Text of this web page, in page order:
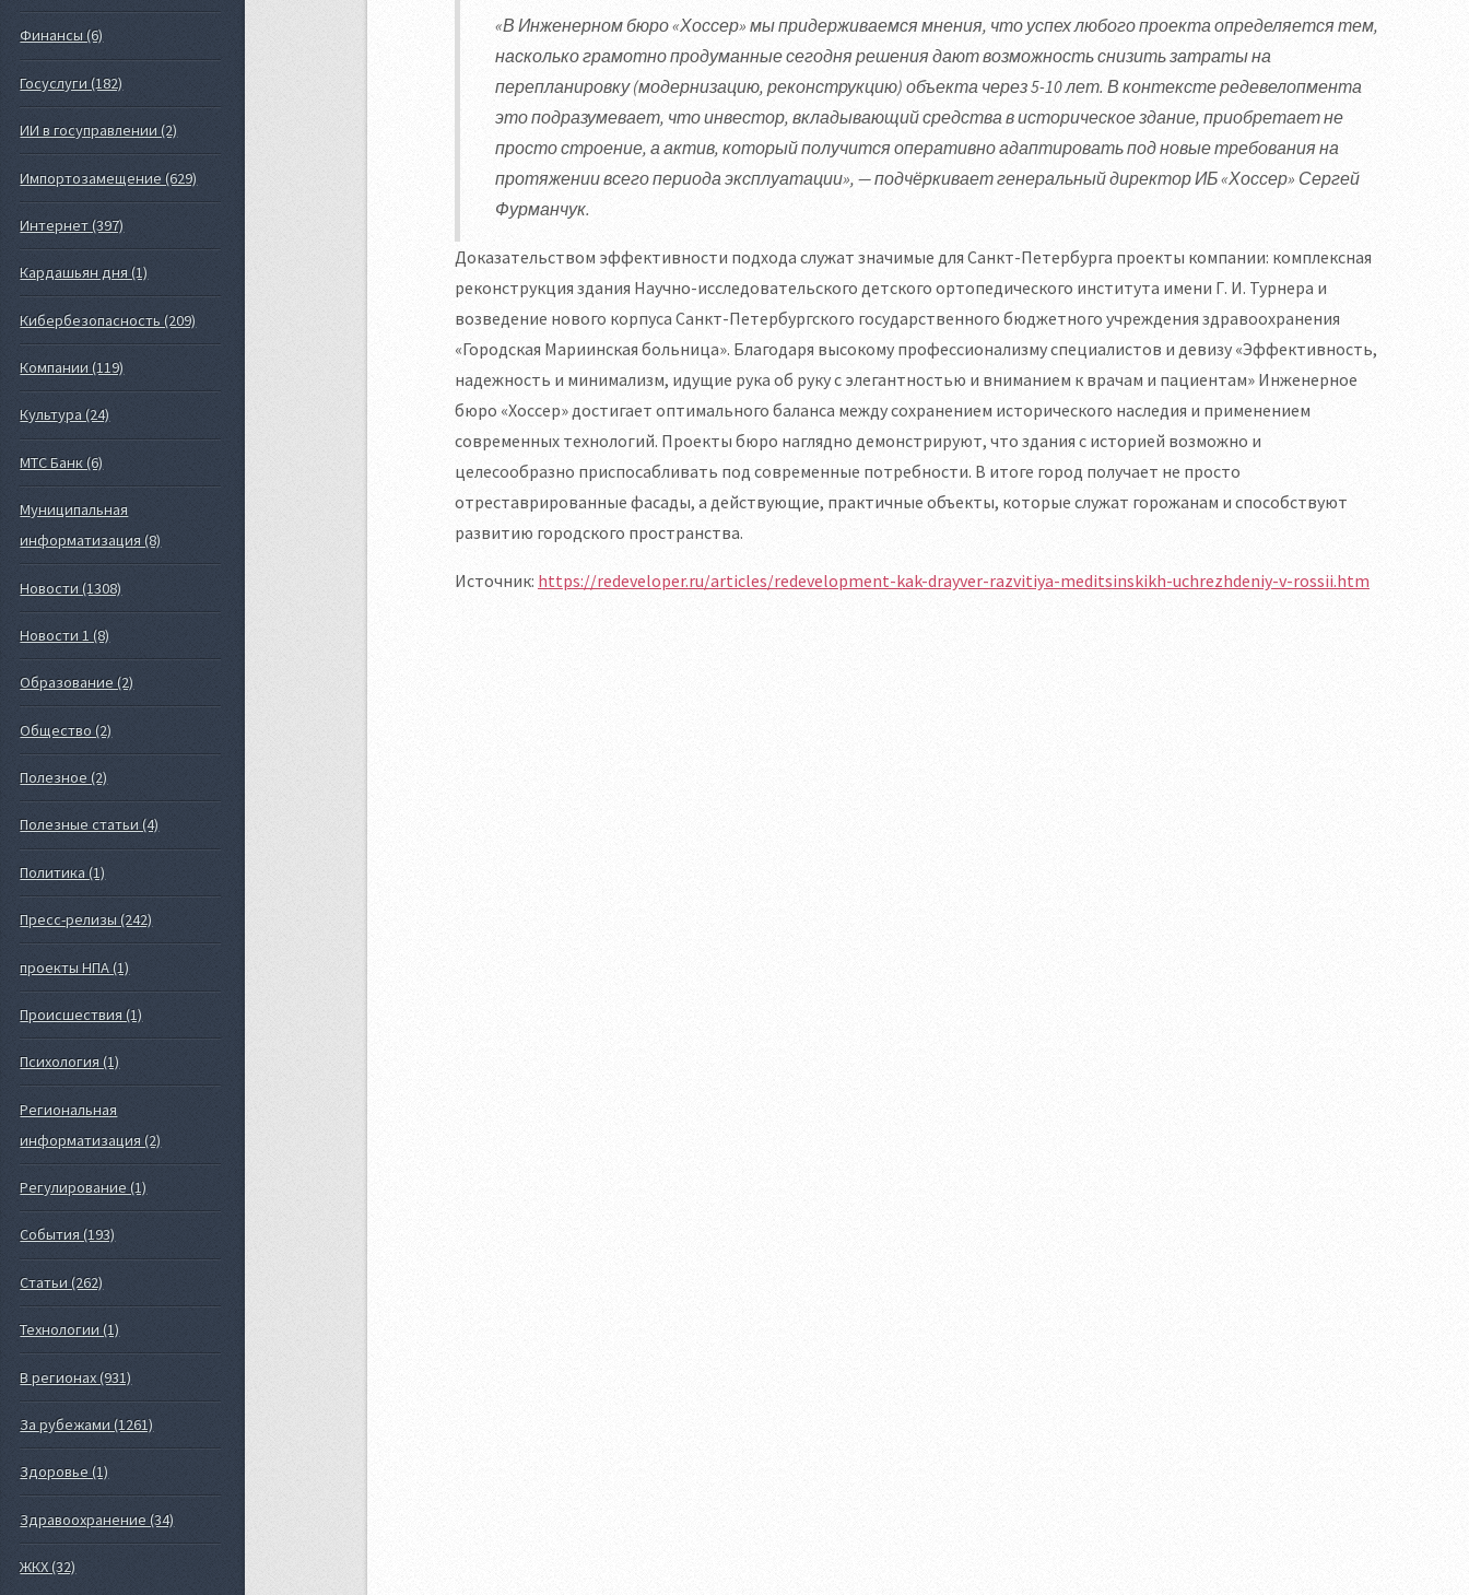
Финансы (6)
Госуслуги (182)
ИИ в госуправлении (2)
Импортозамещение (629)
Интернет (397)
Кардашьян дня (1)
Кибербезопасность (209)
Компании (119)
Культура (24)
МТС Банк (6)
Муниципальная
информатизация (8)
Новости (1308)
Новости 1 (8)
Образование (2)
Общество (2)
Полезное (2)
Полезные статьи (4)
Политика (1)
Пресс-релизы (242)
проекты НПА (1)
Происшествия (1)
Психология (1)
Региональная
информатизация (2)
Регулирование (1)
События (193)
Статьи (262)
Технологии (1)
В регионах (931)
За рубежами (1261)
Здоровье (1)
Здравоохранение (34)
ЖКХ (32)
«В Инженерном бюро «Хоссер» мы придерживаемся мнения, что успех любого проекта определяется тем,
насколько грамотно продуманные сегодня решения дают возможность снизить затраты на
перепланировку (модернизацию, реконструкцию) объекта через 5-10 лет. В контексте редевелопмента
это подразумевает, что инвестор, вкладывающий средства в историческое здание, приобретает не
просто строение, а актив, который получится оперативно адаптировать под новые требования на
протяжении всего периода эксплуатации», — подчёркивает генеральный директор ИБ «Хоссер» Сергей
Фурманчук.
Доказательством эффективности подхода служат значимые для Санкт-Петербурга проекты компании: комплексная
реконструкция здания Научно-исследовательского детского ортопедического института имени Г. И. Турнера и
возведение нового корпуса Санкт-Петербургского государственного бюджетного учреждения здравоохранения
«Городская Мариинская больница». Благодаря высокому профессионализму специалистов и девизу «Эффективность,
надежность и минимализм, идущие рука об руку с элегантностью и вниманием к врачам и пациентам» Инженерное
бюро «Хоссер» достигает оптимального баланса между сохранением исторического наследия и применением
современных технологий. Проекты бюро наглядно демонстрируют, что здания с историей возможно и
целесообразно приспосабливать под современные потребности. В итоге город получает не просто
отреставрированные фасады, а действующие, практичные объекты, которые служат горожанам и способствуют
развитию городского пространства.
Источник: https://redeveloper.ru/articles/redevelopment-kak-drayver-razvitiya-meditsinskikh-uchrezhdeniy-v-rossii.htm